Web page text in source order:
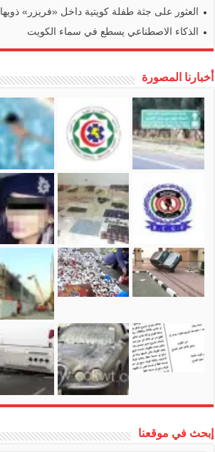
العثور على جثة طفلة كويتية داخل «فريزر» ذويها
الذكاء الاصطناعي يسطع في سماء الكويت
أخبارنا المصورة
إبحث في موقعنا